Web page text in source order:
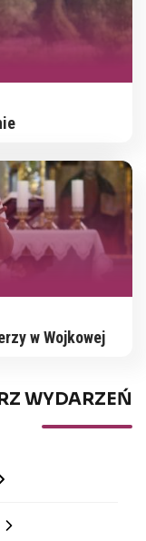
w Wojkowej
WYDARZEŃ
rok
następny miesiąc